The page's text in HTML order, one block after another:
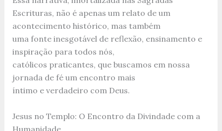
Escrituras, não é apenas um relato de um
acontecimento histórico, mas também
uma fonte inesgotável de reflexão, ensinamento e
inspiração para todos nós,
católicos praticantes, que buscamos em nossa
jornada de fé um encontro mais
íntimo e verdadeiro com Deus.
Jesus no Templo: O Encontro da Divindade com a
Humanidade